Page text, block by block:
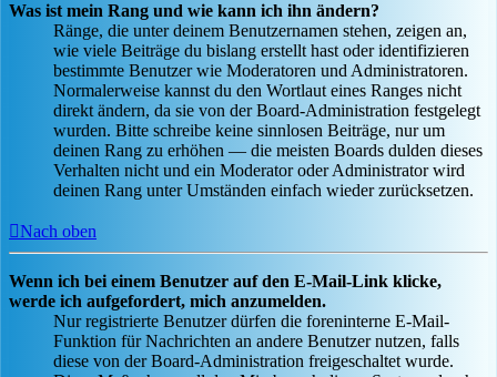
Was ist mein Rang und wie kann ich ihn ändern?
Ränge, die unter deinem Benutzernamen stehen, zeigen an,
wie viele Beiträge du bislang erstellt hast oder identifizieren
bestimmte Benutzer wie Moderatoren und Administratoren.
Normalerweise kannst du den Wortlaut eines Ranges nicht
direkt ändern, da sie von der Board-Administration festgelegt
wurden. Bitte schreibe keine sinnlosen Beiträge, nur um
deinen Rang zu erhöhen — die meisten Boards dulden dieses
Verhalten nicht und ein Moderator oder Administrator wird
deinen Rang unter Umständen einfach wieder zurücksetzen.
Nach oben
Wenn ich bei einem Benutzer auf den E-Mail-Link klicke,
werde ich aufgefordert, mich anzumelden.
Nur registrierte Benutzer dürfen die foreninterne E-Mail-
Funktion für Nachrichten an andere Benutzer nutzen, falls
diese von der Board-Administration freigeschaltet wurde.